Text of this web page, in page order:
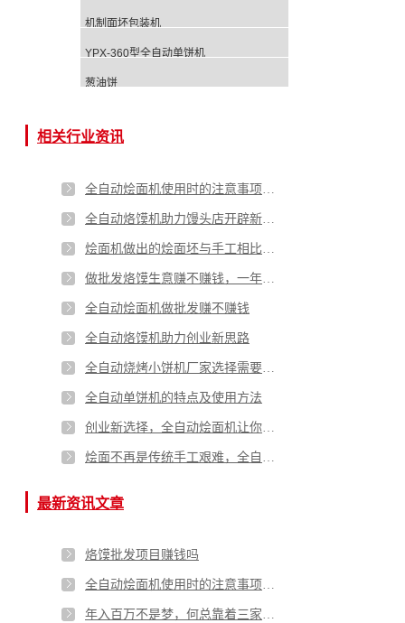
机制面坯包装机
YPX-360型全自动单饼机
葱油饼
相关行业资讯
全自动烩面机做批发赚不赚钱
全自动烙馍机助力创业新思路
全自动单饼机的特点及使用方法
最新资讯文章
烙馍批发项目赚钱吗
全自动烩面机使用时的注意事项有哪些
年入百万不是梦，何总靠着三家烙馍批发门店实现致富梦